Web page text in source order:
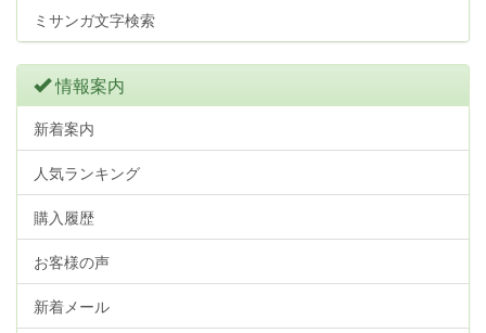
ミサンガ文字検索
情報案内
新着案内
人気ランキング
購入履歴
お客様の声
新着メール